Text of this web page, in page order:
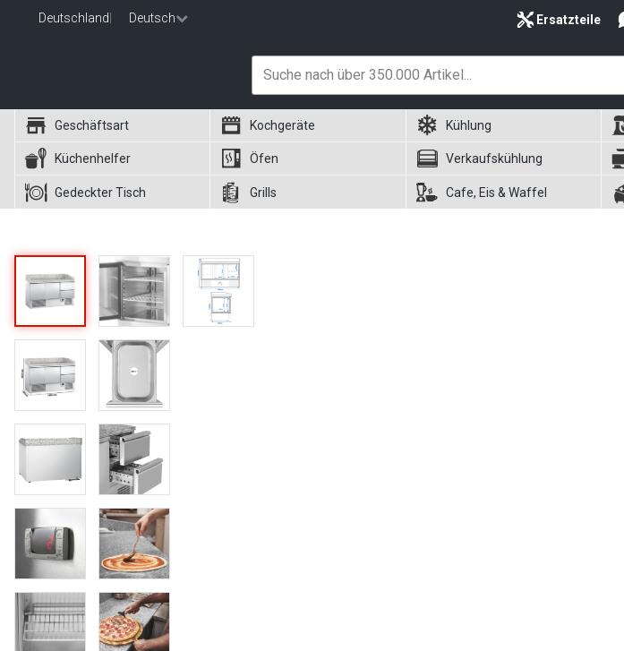
Deutschland Deutsch Ersatzteile
Geschäftsart Kochgeräte Kühlung
Küchenhelfer Öfen Verkaufskühlung
Gedeckter Tisch Grills Cafe, Eis & Waffel